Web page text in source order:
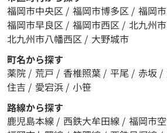
福岡市中央区 / 福岡市博多区 / 福岡
福岡市早良区 / 福岡市西区 / 北九州
北九州市八幡西区 / 大野城市
町名から探す
薬院 / 荒戸 / 香椎照葉 / 平尾 / 赤坂 /
住吉 / 愛宕浜 / 小笹
路線から探す
鹿児島本線 / 西鉄大牟田線 / 福岡市